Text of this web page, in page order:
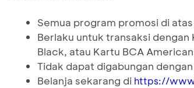
Semua program promosi di
Berlaku untuk transaksi
Black, atau Kartu BCA
Tidak dapat digabungan
Belanja sekarang di https://